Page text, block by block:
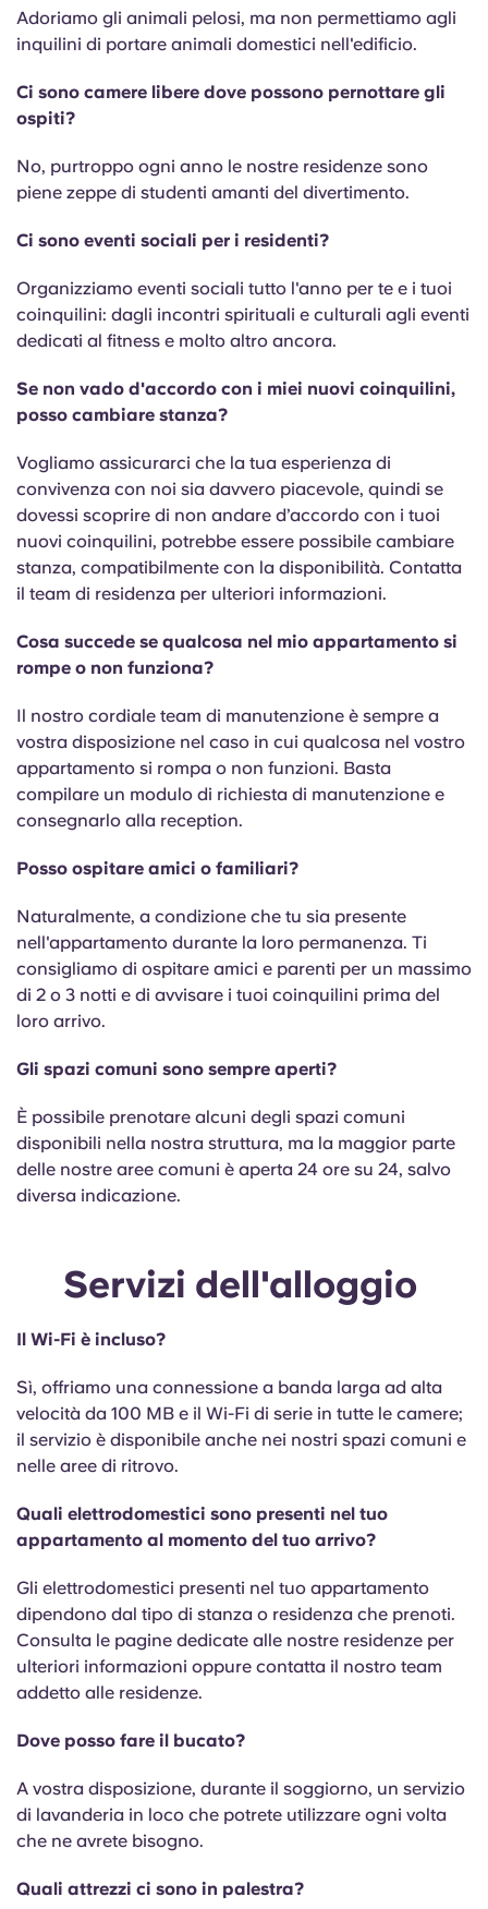
Adoriamo gli animali pelosi, ma non permettiamo agli
inquilini di portare animali domestici nell'edificio.
Ci sono camere libere dove possono pernottare gli
ospiti?
No, purtroppo ogni anno le nostre residenze sono
piene zeppe di studenti amanti del divertimento.
Ci sono eventi sociali per i residenti?
Organizziamo eventi sociali tutto l'anno per te e i tuoi
coinquilini: dagli incontri spirituali e culturali agli eventi
dedicati al fitness e molto altro ancora.
Se non vado d'accordo con i miei nuovi coinquilini,
posso cambiare stanza?
Vogliamo assicurarci che la tua esperienza di
convivenza con noi sia davvero piacevole, quindi se
dovessi scoprire di non andare d’accordo con i tuoi
nuovi coinquilini, potrebbe essere possibile cambiare
stanza, compatibilmente con la disponibilità. Contatta
il team di residenza per ulteriori informazioni.
Cosa succede se qualcosa nel mio appartamento si
rompe o non funziona?
Il nostro cordiale team di manutenzione è sempre a
vostra disposizione nel caso in cui qualcosa nel vostro
appartamento si rompa o non funzioni. Basta
compilare un modulo di richiesta di manutenzione e
consegnarlo alla reception.
Posso ospitare amici o familiari?
Naturalmente, a condizione che tu sia presente
nell'appartamento durante la loro permanenza. Ti
consigliamo di ospitare amici e parenti per un massimo
di 2 o 3 notti e di avvisare i tuoi coinquilini prima del
loro arrivo.
Gli spazi comuni sono sempre aperti?
È possibile prenotare alcuni degli spazi comuni
disponibili nella nostra struttura, ma la maggior parte
delle nostre aree comuni è aperta 24 ore su 24, salvo
diversa indicazione.
Servizi dell'alloggio
Il Wi-Fi è incluso?
Sì, offriamo una connessione a banda larga ad alta
velocità da 100 MB e il Wi-Fi di serie in tutte le camere;
il servizio è disponibile anche nei nostri spazi comuni e
nelle aree di ritrovo.
Quali elettrodomestici sono presenti nel tuo
appartamento al momento del tuo arrivo?
Gli elettrodomestici presenti nel tuo appartamento
dipendono dal tipo di stanza o residenza che prenoti.
Consulta le pagine dedicate alle nostre residenze per
ulteriori informazioni oppure contatta il nostro team
addetto alle residenze.
Dove posso fare il bucato?
A vostra disposizione, durante il soggiorno, un servizio
di lavanderia in loco che potrete utilizzare ogni volta
che ne avrete bisogno.
Quali attrezzi ci sono in palestra?